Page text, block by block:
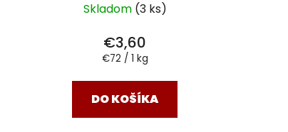
Skladom (3 ks)
€3,60
Jednotková
€72 / 1 kg
DO KOŠÍKA